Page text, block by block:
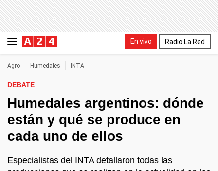
En vivo Radio La Red
Agro Humedales INTA
DEBATE
Humedales argentinos: dónde
están y qué se produce en
cada uno de ellos
Especialistas del INTA detallaron todas las